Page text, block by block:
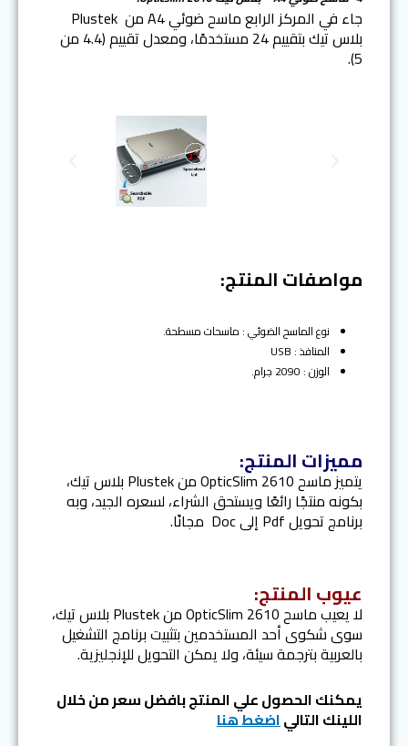
جاء في المركز الرابع ماسح ضوئي A4 من Plustek
بلاس تيك بتقييم 24 مستخدمًا، ومعدل تقييم (4.4 من
5).
u
s
مواصفات المنتج:
نوع الماسح الضوئي : ماسحات مسطحة.
المنافذ : USB
الوزن : 2090 جرام.
مميزات المنتج:
يتميز ماسح 2610 OpticSlim من Plustek بلاس تيك،
بكونه منتجًا رائعًا ويستحق الشراء، لسعره الجيد، وبه
برنامج تحويل Pdf إلى Doc مجانًا.
عيوب المنتج:
لا يعيب ماسح 2610 OpticSlim من Plustek بلاس تيك،
سوى شكوى أحد المستخدمين بتثبيت برنامج التشغيل
بالعربية بترجمة سيئة، ولا يمكن التحويل للإنجليزية.
يمكنك الحصول علي المنتج بافضل سعر من خلال
اللينك التالياضغط هنا